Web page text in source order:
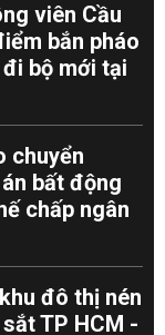
viên Cầu
bắn pháo
bộ mới tại
chuyển
bất động
chấp ngân
đô thị nén
TP HCM -